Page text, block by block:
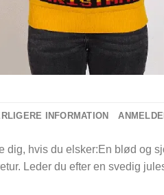
INFORMATION
dig, hvis du elsker:En blød og
Leder du efter en svedig